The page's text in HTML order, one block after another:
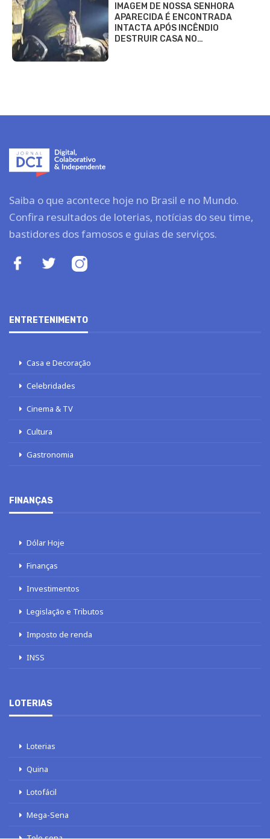
IMAGEM DE NOSSA SENHORA
APARECIDA É ENCONTRADA
INTACTA APÓS INCÊNDIO
DESTRUIR CASA NO…
Saiba o que acontece hoje no Brasil e no Mundo.
Confira resultados de loterias, notícias do seu time,
bastidores dos famosos e guias de serviços.
ENTRETENIMENTO
Casa e Decoração
Celebridades
Cinema & TV
Cultura
Gastronomia
FINANÇAS
Dólar Hoje
Finanças
Investimentos
Legislação e Tributos
Imposto de renda
INSS
LOTERIAS
Loterias
Quina
Lotofácil
Mega-Sena